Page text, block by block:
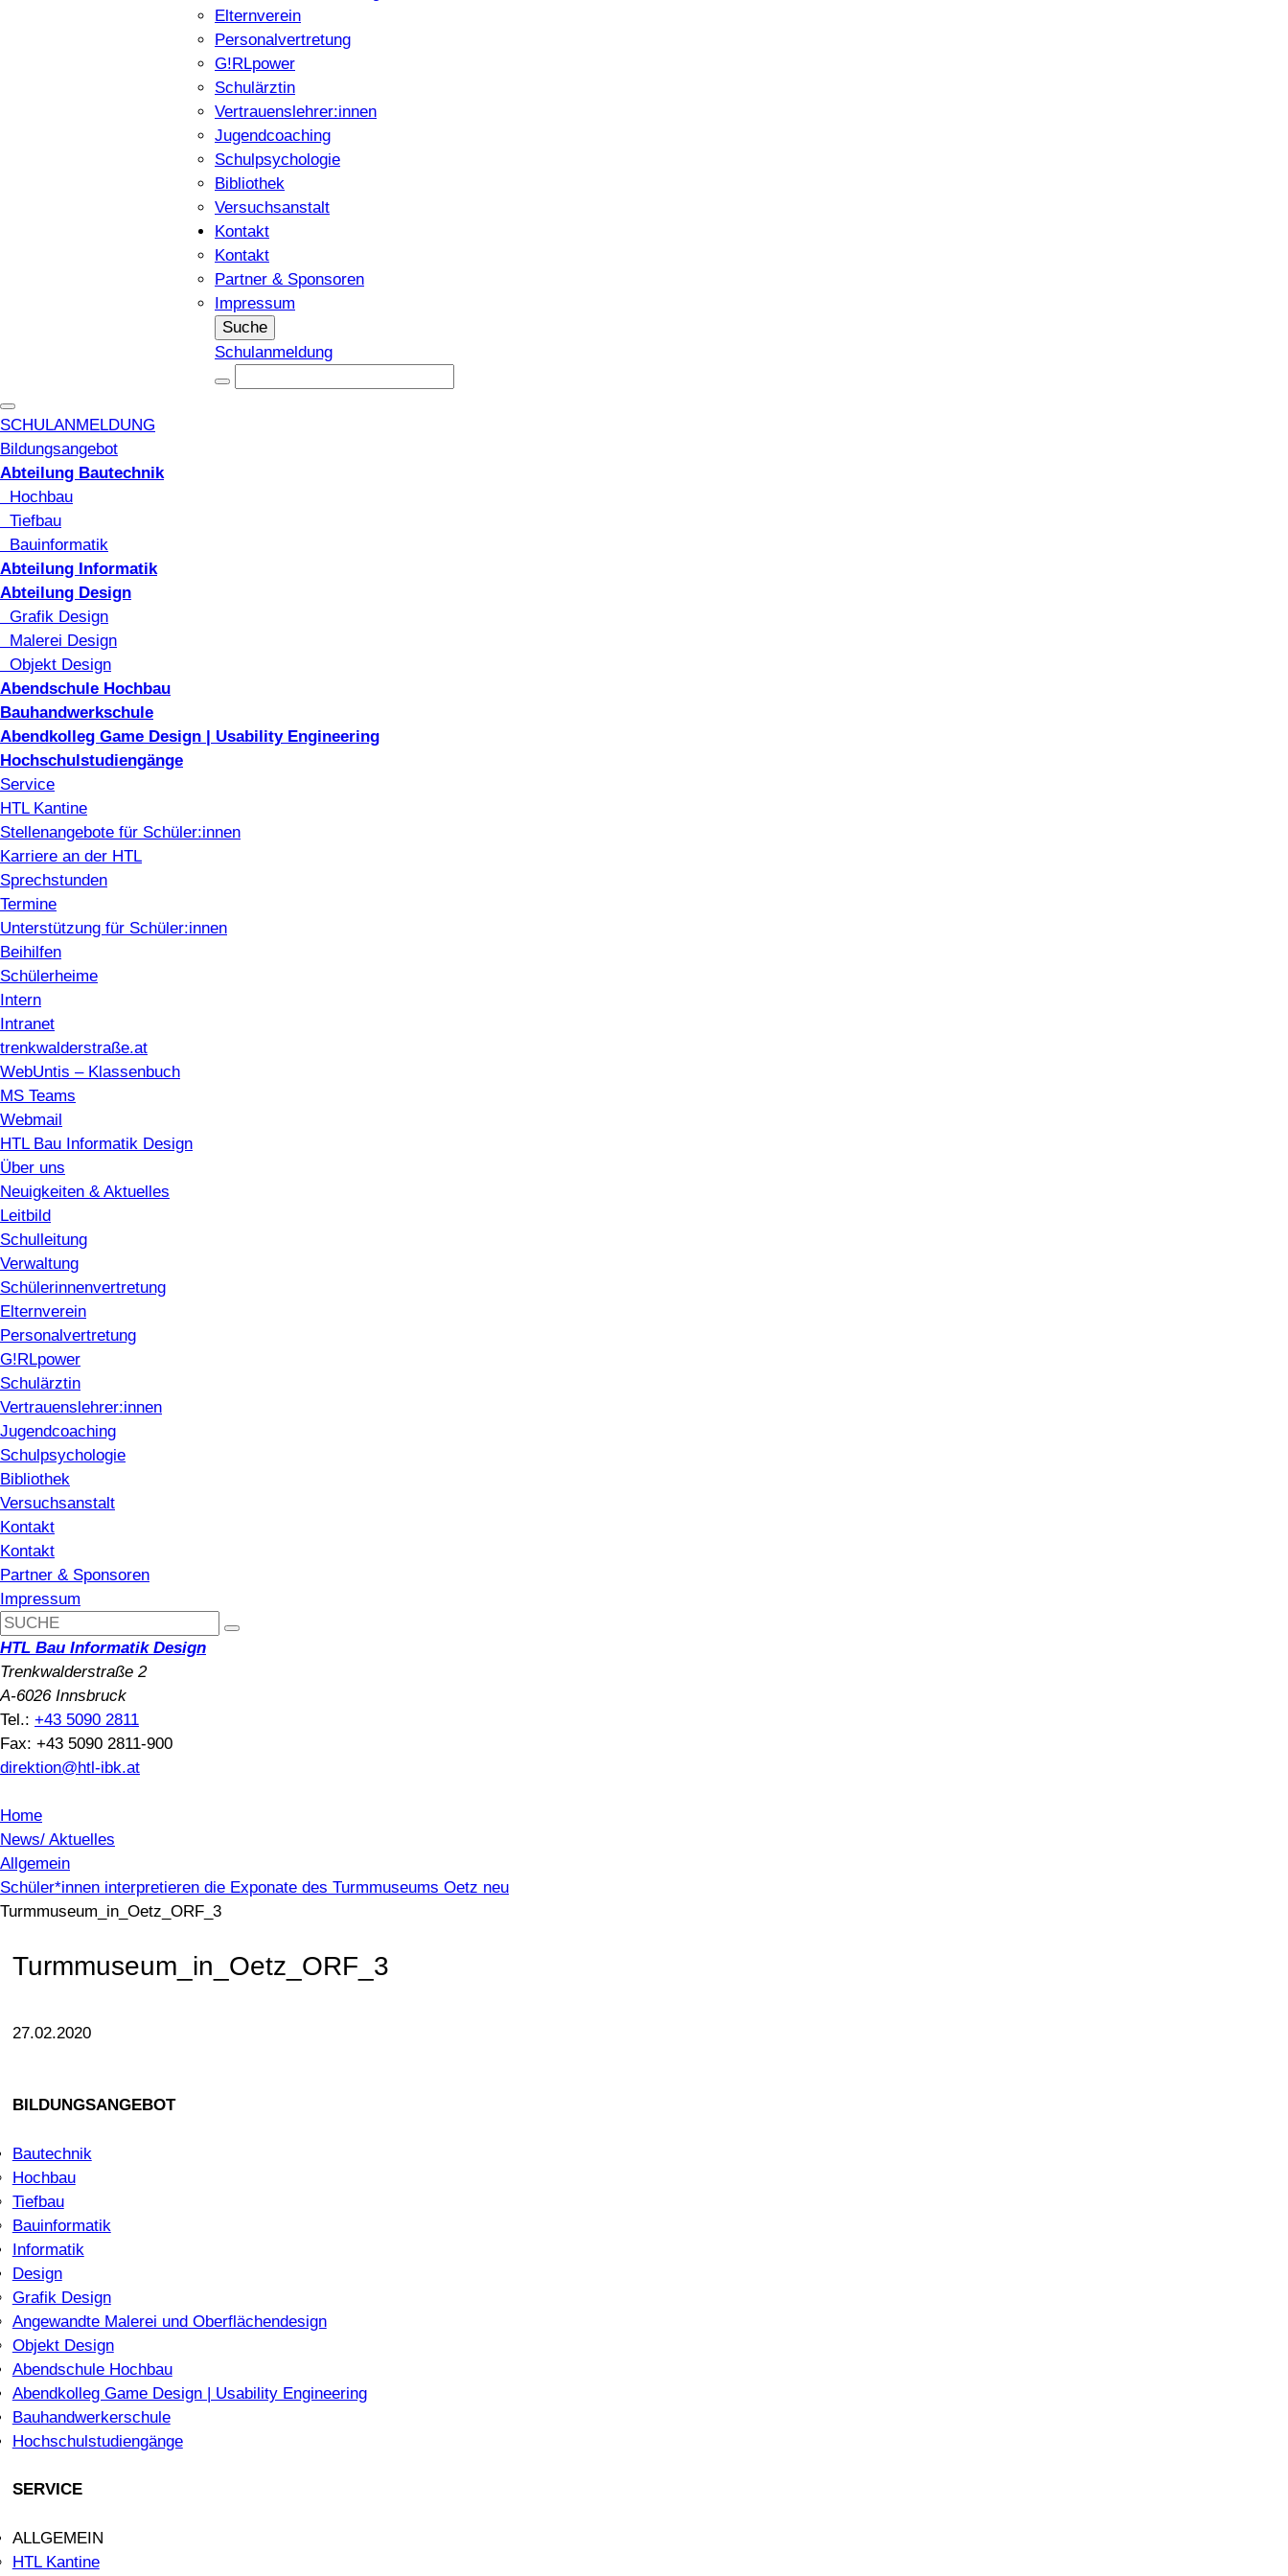
Elternverein
Personalvertretung
G!RLpower
Schulärztin
Vertrauenslehrer:innen
Jugendcoaching
Schulpsychologie
Bibliothek
Versuchsanstalt
Kontakt
Kontakt
Partner & Sponsoren
Impressum
Suche
Schulanmeldung
SCHULANMELDUNG
Bildungsangebot
Abteilung Bautechnik
Hochbau
Tiefbau
Bauinformatik
Abteilung Informatik
Abteilung Design
Grafik Design
Malerei Design
Objekt Design
Abendschule Hochbau
Bauhandwerkschule
Abendkolleg Game Design | Usability Engineering
Hochschulstudiengänge
Service
HTL Kantine
Stellenangebote für Schüler:innen
Karriere an der HTL
Sprechstunden
Termine
Unterstützung für Schüler:innen
Beihilfen
Schülerheime
Intern
Intranet
trenkwalderstraße.at
WebUntis – Klassenbuch
MS Teams
Webmail
HTL Bau Informatik Design
Über uns
Neuigkeiten & Aktuelles
Leitbild
Schulleitung
Verwaltung
Schülerinnenvertretung
Elternverein
Personalvertretung
G!RLpower
Schulärztin
Vertrauenslehrer:innen
Jugendcoaching
Schulpsychologie
Bibliothek
Versuchsanstalt
Kontakt
Kontakt
Partner & Sponsoren
Impressum
HTL Bau Informatik Design
Trenkwalderstraße 2
A-6026 Innsbruck
Tel.: +43 5090 2811
Fax: +43 5090 2811-900
direktion@htl-ibk.at
Home
News/ Aktuelles
Allgemein
Schüler*innen interpretieren die Exponate des Turmmuseums Oetz neu
Turmmuseum_in_Oetz_ORF_3
Turmmuseum_in_Oetz_ORF_3
27.02.2020
BILDUNGSANGEBOT
Bautechnik
Hochbau
Tiefbau
Bauinformatik
Informatik
Design
Grafik Design
Angewandte Malerei und Oberflächendesign
Objekt Design
Abendschule Hochbau
Abendkolleg Game Design | Usability Engineering
Bauhandwerkerschule
Hochschulstudiengänge
SERVICE
ALLGEMEIN
HTL Kantine